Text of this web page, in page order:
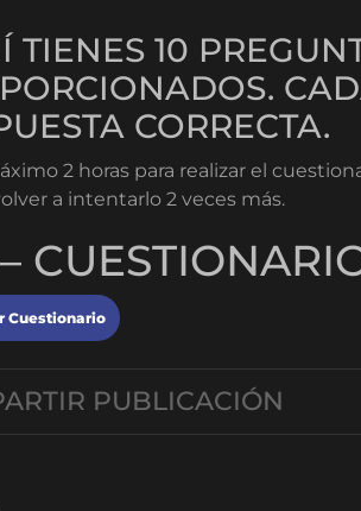
TIENES 10
CORRECTA.
2 horas para realizar el
a intentarlo 2 veces más.
PUBLICACIÓN